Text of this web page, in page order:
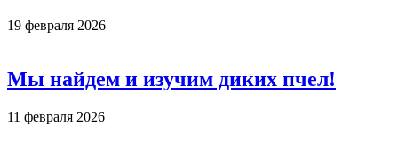
19 февраля 2026
Мы найдем и изучим диких пчел!
11 февраля 2026